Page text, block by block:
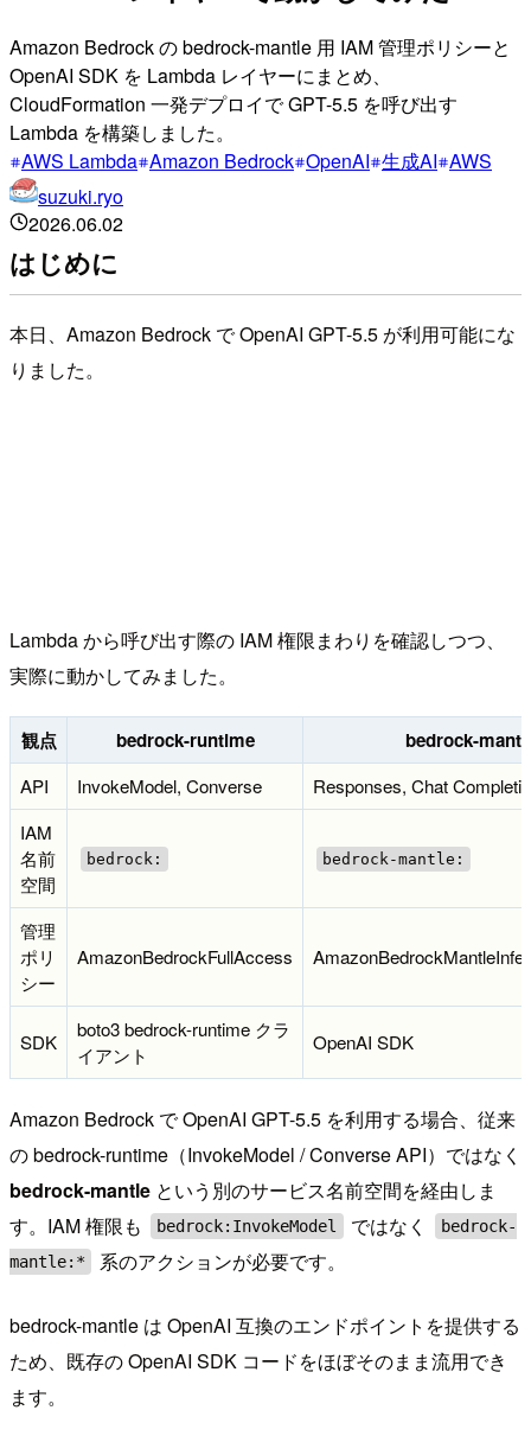
Amazon Bedrock の bedrock-mantle 用 IAM 管理ポリシーと
OpenAI SDK を Lambda レイヤーにまとめ、
CloudFormation 一発デプロイで GPT-5.5 を呼び出す
Lambda を構築しました。
AWS Lambda Amazon Bedrock OpenAI 生成AI AWS
suzuki.ryo
2026.06.02
はじめに
本日、Amazon Bedrock で OpenAI GPT-5.5 が利用可能にな
りました。
Lambda から呼び出す際の IAM 権限まわりを確認しつつ、
実際に動かしてみました。
観点 bedrock-runtime bedrock-
API InvokeModel, Converse
Responses, Chat
IAM
名前
空間
bedrock: bedrock-mantle:
管理
ポリ
シー
AmazonBedrockFullAccess
SDK
boto3 bedrock-runtime クラ
イアント
OpenAI SDK
Amazon Bedrock で OpenAI GPT-5.5 を利用する場合、従来
の bedrock-runtime（InvokeModel / Converse API）ではなく
bedrock-mantle という別のサービス名前空間を経由しま
す。IAM 権限も
bedrock:InvokeModel ではなく
bedrock-
mantle:*
系のアクションが必要です。
bedrock-mantle は OpenAI 互換のエンドポイントを提供する
ため、既存の OpenAI SDK コードをほぼそのまま流用でき
ます。